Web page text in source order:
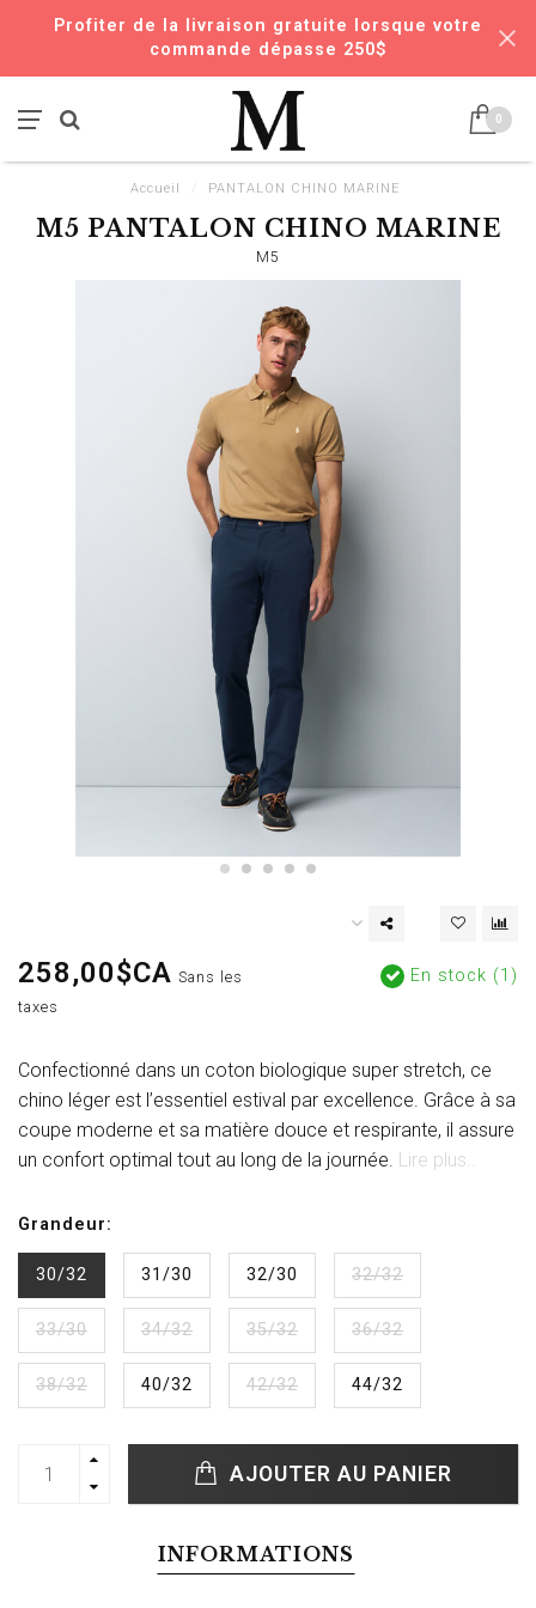
Profiter de la livraison gratuite lorsque votre
commande dépasse 250$
0
Accueil PANTALON CHINO MARINE
M5 PANTALON CHINO MARINE
M5
258,00$CA Sans les
taxes
En stock (1)
Confectionné dans un coton biologique super stretch, ce
chino léger est l’essentiel estival par excellence. Grâce à sa
coupe moderne et sa matière douce et respirante, il assure
un confort optimal tout au long de la journée. Lire plus..
Grandeur:
30/32 31/30 32/30 32/32
33/30 34/32 35/32 36/32
38/32 40/32 42/32 44/32
AJOUTER AU PANIER
INFORMATIONS